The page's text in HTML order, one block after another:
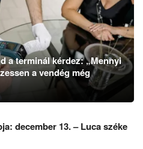
a terminál kérdez: „Mennyi
a vendég még
december 13. – Luca széke